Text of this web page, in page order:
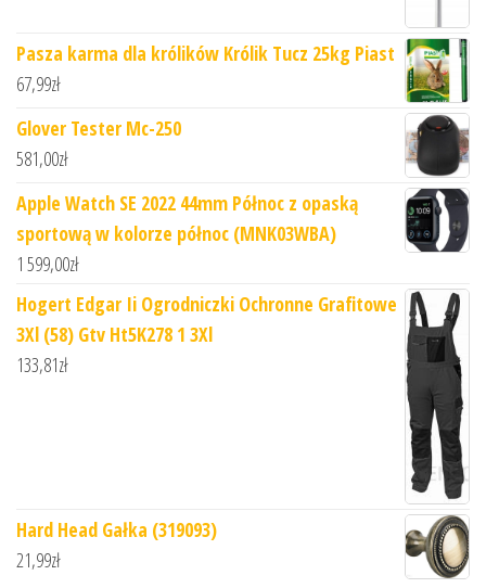
Pasza karma dla królików Królik Tucz 25kg Piast
67,99zł
Glover Tester Mc-250
581,00zł
Apple Watch SE 2022 44mm Północ z opaską
sportową w kolorze północ (MNK03WBA)
1 599,00zł
Hogert Edgar Ii Ogrodniczki Ochronne Grafitowe
3Xl (58) Gtv Ht5K278 1 3Xl
133,81zł
Hard Head Gałka (319093)
21,99zł